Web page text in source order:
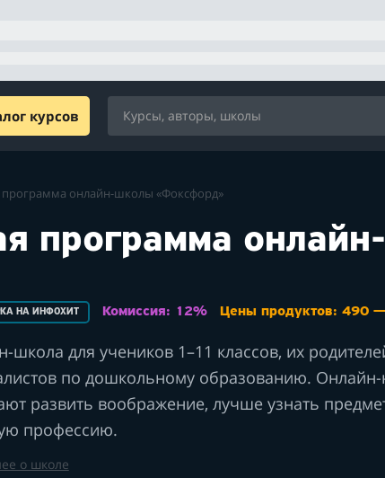
курсов
программа онлайн-школы «Фоксфорд»
программа
НА ИНФОХИТ Комиссия: 12% Цены продуктов: 490
школа для учеников 1–11 классов, их
по дошкольному образованию.
развить воображение, лучше узнать
профессию.
о школе